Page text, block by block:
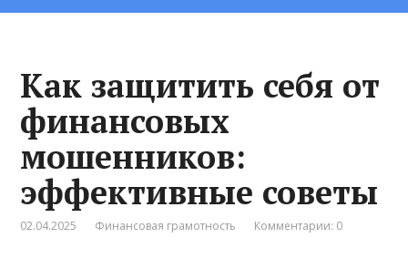
Как защитить себя от
финансовых
мошенников:
эффективные советы
02.04.2025 Финансовая грамотность Комментарии: 0